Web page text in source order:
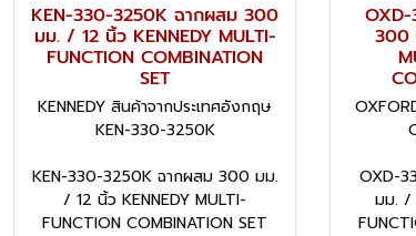
KEN-330-3250K ฉากผสม 300
มม. / 12 นิ้ว KENNEDY MULTI-
FUNCTION COMBINATION
SET
KENNEDY สินค้าจากประเทศอังกฤษ
KEN-330-3250K
KEN-330-3250K ฉากผสม 300 มม.
/ 12 นิ้ว KENNEDY MULTI-
FUNCTION COMBINATION SET
300
OXD-
มม. /